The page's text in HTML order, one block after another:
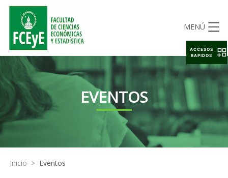
MENÚ
EVENTOS
Inicio > Eventos
ACCESOS
RAPIDOS